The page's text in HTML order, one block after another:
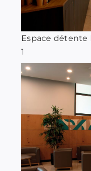
Espace détente
1